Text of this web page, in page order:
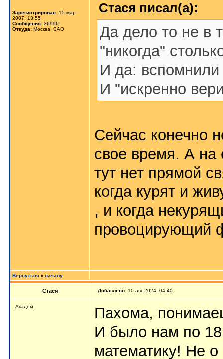
Зарегистрирован: 15 мар
2007, 13:55
Сообщения: 26996
Откуда: Москва, САО
Стася писал(а):
Да дело то не в
"никогда"
И да: вспомнили
И "искренно
Сейчас конечно
свое время. А на
тут нет прямой
когда курят и
, и когда
провоцирующий
Вернуться к началу
Стася Добавлено: 10 авг 2024, 04:40
Aкaдeм.
Пахома,
И было нам по
математику! Не